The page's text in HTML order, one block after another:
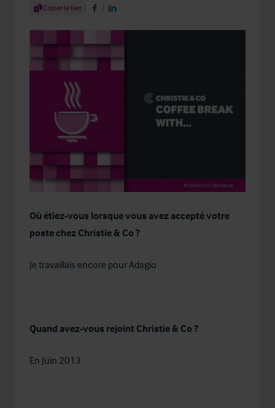
Share Article
Copier le lien Share on Facebook
Share on LinkedIn
Où étiez-vous lorsque vous avez accepté votre
poste chez Christie & Co ?
Je travaillais encore pour Adagio
Quand avez-vous rejoint Christie & Co ?
En Juin 2013